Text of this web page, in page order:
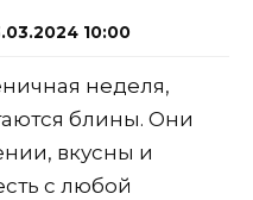
10:00
неделя,
блины. Они
вкусны и
с любой